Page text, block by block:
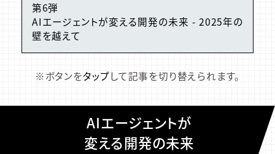
第6弾
AIエージェントが変える開発の未来 - 2025年の
壁を越えて
※ボタンをタップして記事を切り替えられます。
AIエージェントが
変える開発の未来